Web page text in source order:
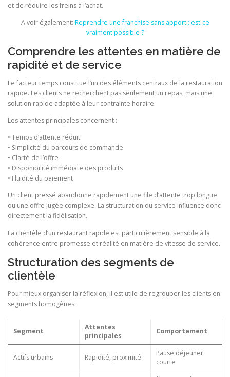
et de réduire les freins à l’achat.
A voir également: Reprendre une franchise sans apport : est-ce
vraiment possible ?
Comprendre les attentes en matière de
rapidité et de service
Le facteur temps constitue l’un des éléments centraux de la restauration
rapide. Les clients ne recherchent pas seulement un repas, mais une
solution rapide adaptée à leur contrainte horaire.
Les attentes principales concernent :
• Temps d’attente réduit
• Simplicité du parcours de commande
• Clarté de l’offre
• Disponibilité immédiate des produits
• Fluidité du paiement
Un client pressé abandonne rapidement une file d’attente trop longue
ou une offre jugée complexe. La structuration du service influence donc
directement la fidélisation.
La clientèle d’un restaurant rapide est particulièrement sensible à la
cohérence entre promesse et réalité en matière de vitesse de service.
Structuration des segments de
clientèle
Pour mieux organiser la réflexion, il est utile de regrouper les clients en
segments homogènes.
Segment
Attentes
principales
Comportement
Actifs urbains Rapidité, proximité
Pause déjeuner
courte